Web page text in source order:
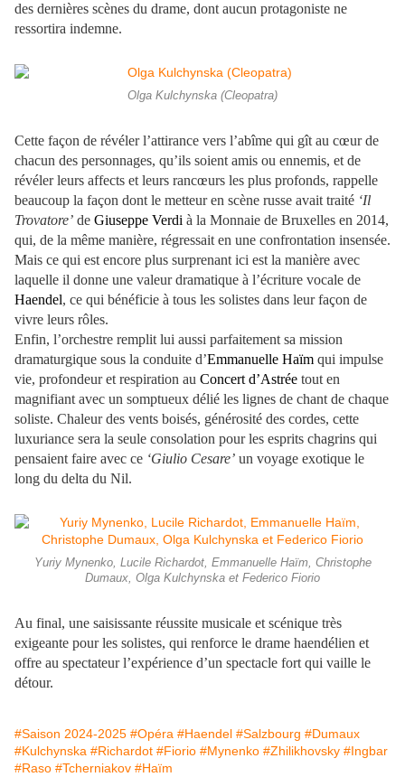
des dernières scènes du drame, dont aucun protagoniste ne
ressortira indemne.
Olga Kulchynska (Cleopatra)
Cette façon de révéler l’attirance vers l’abîme qui gît au cœur de
chacun des personnages, qu’ils soient amis ou ennemis, et de
révéler leurs affects et leurs rancœurs les plus profonds, rappelle
beaucoup la façon dont le metteur en scène russe avait traité ‘Il
Trovatore’ de Giuseppe Verdi à la Monnaie de Bruxelles en 2014,
qui, de la même manière, régressait en une confrontation insensée.
Mais ce qui est encore plus surprenant ici est la manière avec
laquelle il donne une valeur dramatique à l’écriture vocale de
Haendel, ce qui bénéficie à tous les solistes dans leur façon de
vivre leurs rôles.
Enfin, l’orchestre remplit lui aussi parfaitement sa mission
dramaturgique sous la conduite d’Emmanuelle Haïm qui impulse
vie, profondeur et respiration au Concert d’Astrée tout en
magnifiant avec un somptueux délié les lignes de chant de chaque
soliste. Chaleur des vents boisés, générosité des cordes, cette
luxuriance sera la seule consolation pour les esprits chagrins qui
pensaient faire avec ce ‘Giulio Cesare’ un voyage exotique le
long du delta du Nil.
Yuriy Mynenko, Lucile Richardot, Emmanuelle Haïm, Christophe
Dumaux, Olga Kulchynska et Federico Fiorio
Au final, une saisissante réussite musicale et scénique très
exigeante pour les solistes, qui renforce le drame haendélien et
offre au spectateur l’expérience d’un spectacle fort qui vaille le
détour.
#Saison 2024-2025 #Opéra #Haendel #Salzbourg #Dumaux
#Kulchynska #Richardot #Fiorio #Mynenko #Zhilikhovsky #Ingbar
#Raso #Tcherniakov #Haïm